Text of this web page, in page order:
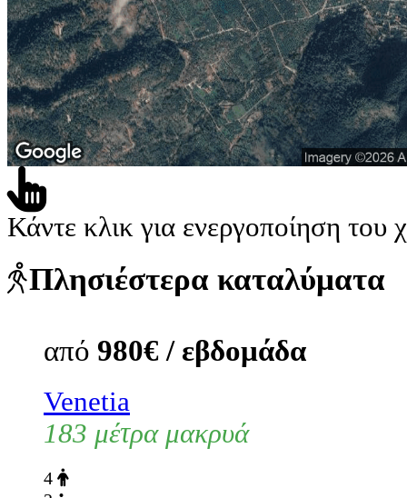
Κάντε κλικ για ενεργοποίηση του
Πλησιέστερα καταλύματα
από 980€ / εβδομάδα
Venetia
183 μέτρα μακρυά
4